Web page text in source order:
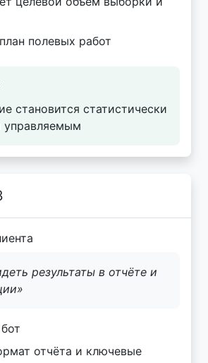
полевых работ
становится статистически
результаты в отчёте и
отчёта и ключевые